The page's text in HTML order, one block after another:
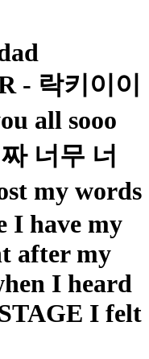
- 락키이이
all sooo
너무 너
my words
I have my
after my
I heard
I felt